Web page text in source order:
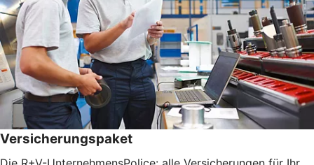
Versicherungspaket